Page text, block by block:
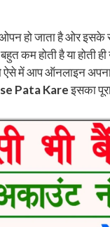
हो जाता है ओर इसके
कम होती है या होती
ऐसे में आप ऑनलाइन
Pata Kareइसका